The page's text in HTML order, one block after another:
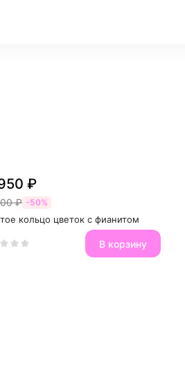
₽
₽ -50%
кольцо цветок с фианитом
В корзину